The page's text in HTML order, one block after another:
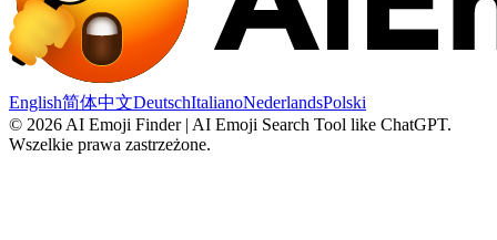
English简体中文DeutschItalianoNederlandsPolski
© 2026 AI Emoji Finder | AI Emoji Search Tool like ChatGPT.
Wszelkie prawa zastrzeżone.